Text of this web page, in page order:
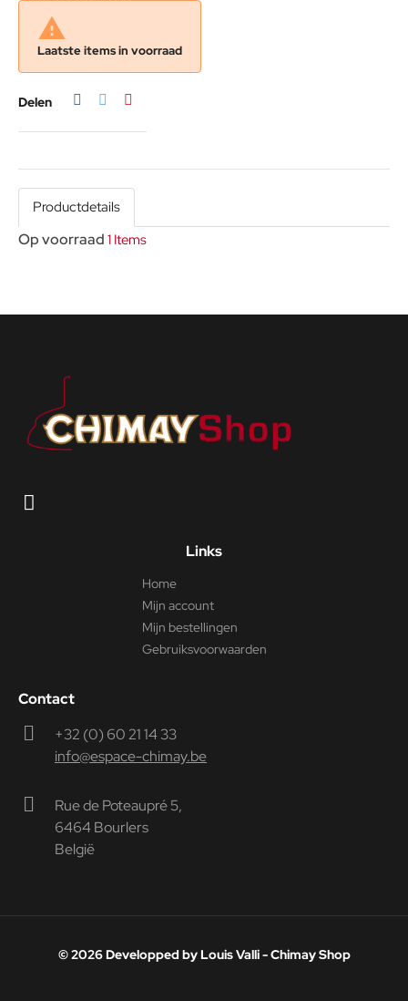

Laatste items in voorraad
Delen
Productdetails
Op voorraad 1 Items
Links
Home
Mijn account
Mijn bestellingen
Gebruiksvoorwaarden
Contact
+32 (0) 60 21 14 33
info@espace-chimay.be
Rue de Poteaupré 5,
6464 Bourlers
België
© 2026 Developped by Louis Valli - Chimay Shop